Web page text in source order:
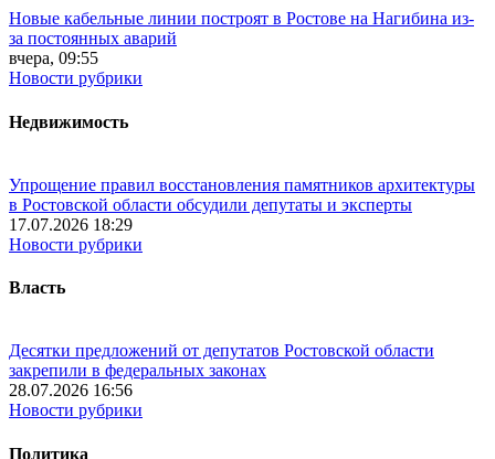
Новые кабельные линии построят в Ростове на Нагибина из-
за постоянных аварий
вчера, 09:55
Новости рубрики
Недвижимость
Упрощение правил восстановления памятников архитектуры
в Ростовской области обсудили депутаты и эксперты
17.07.2026 18:29
Новости рубрики
Власть
Десятки предложений от депутатов Ростовской области
закрепили в федеральных законах
28.07.2026 16:56
Новости рубрики
Политика